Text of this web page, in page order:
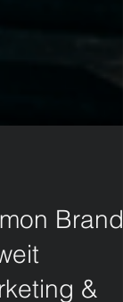
Brand